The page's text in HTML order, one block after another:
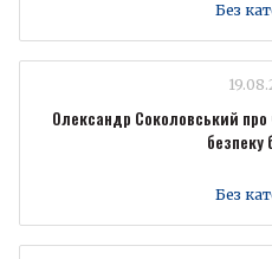
Без
Олександр Соколовський про
безпеку
Без